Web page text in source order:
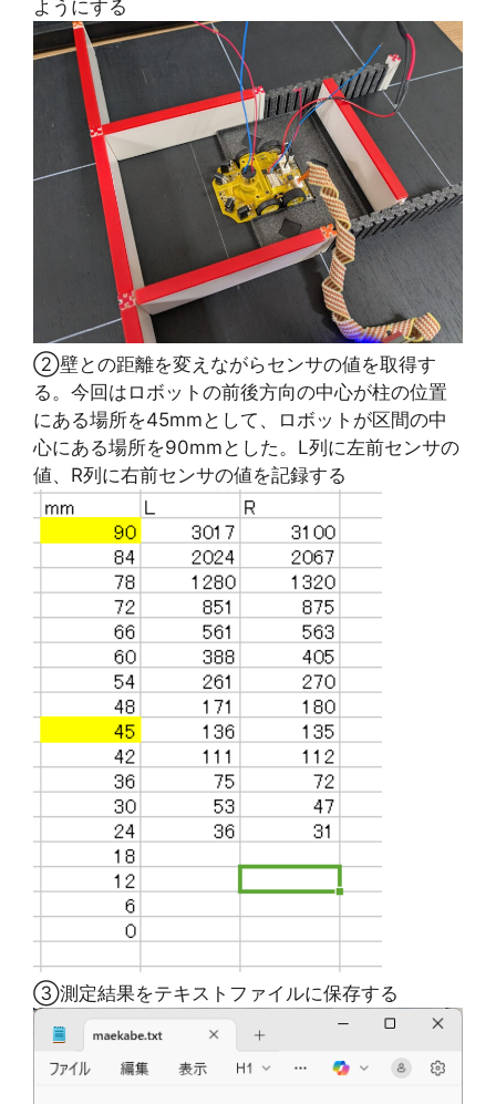
ようにする
②壁との距離を変えながらセンサの値を取得す
る。今回はロボットの前後方向の中心が柱の位置
にある場所を45mmとして、ロボットが区間の中
心にある場所を90mmとした。L列に左前センサの
値、R列に右前センサの値を記録する
③測定結果をテキストファイルに保存する